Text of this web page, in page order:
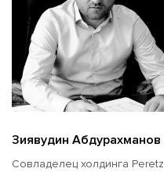
Зиявудин Абдурахманов
Совладелец холдинга Peretz